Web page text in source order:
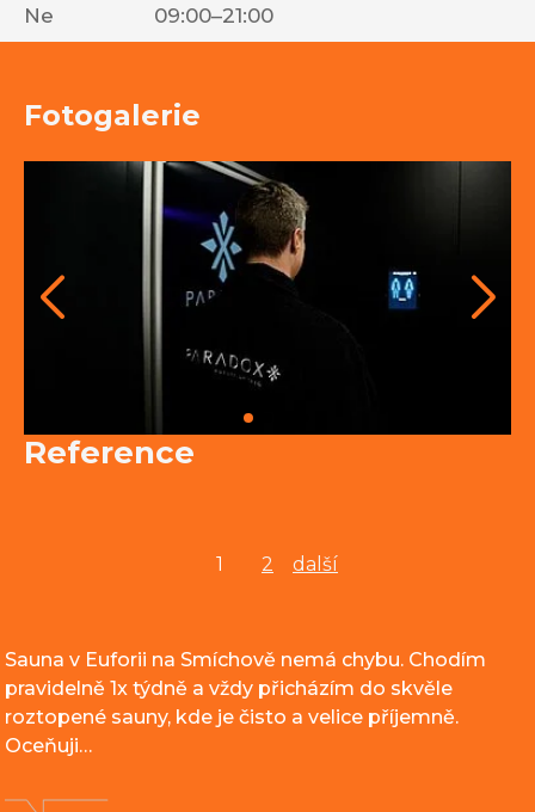
Ne 09:00–21:00
Fotogalerie
Reference
1 2 další
Sauna v Euforii na Smíchově nemá chybu. Chodím
pravidelně 1x týdně a vždy přicházím do skvěle
roztopené sauny, kde je čisto a velice příjemně.
Oceňuji…